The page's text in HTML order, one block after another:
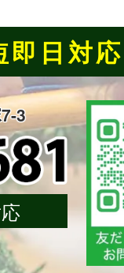
即日対応
3